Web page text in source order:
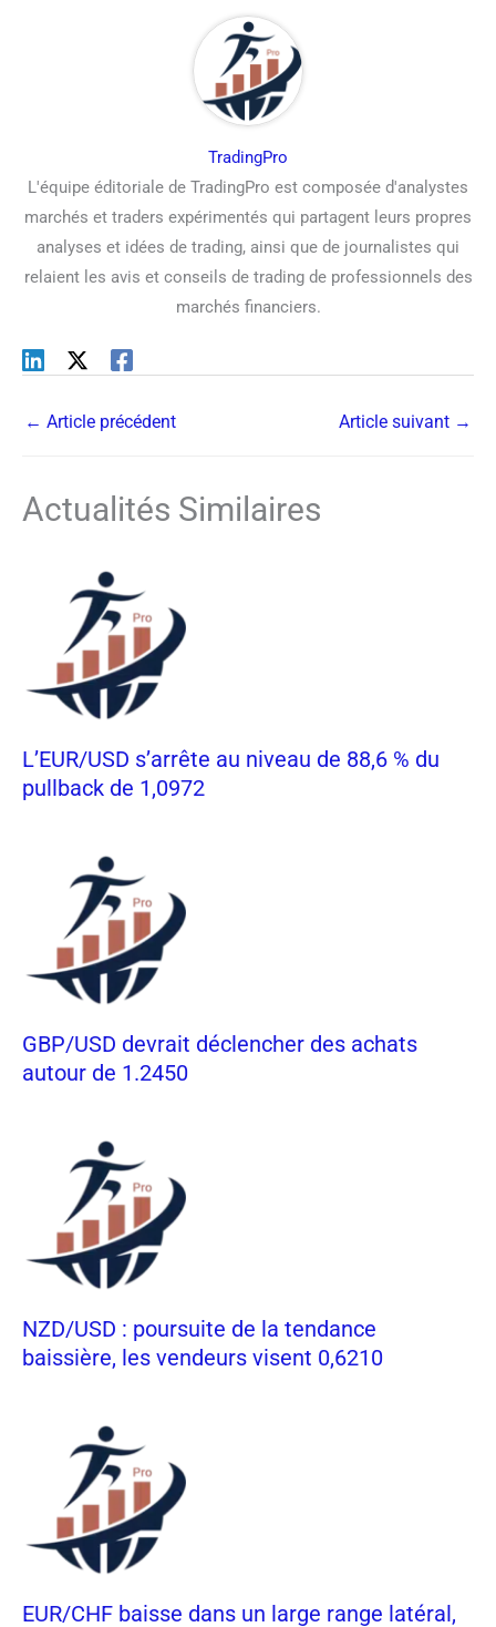
TradingPro
L'équipe éditoriale de TradingPro est composée d'analystes
marchés et traders expérimentés qui partagent leurs propres
analyses et idées de trading, ainsi que de journalistes qui
relaient les avis et conseils de trading de professionnels des
marchés financiers.
← Article précédent Article suivant →
Actualités Similaires
L’EUR/USD s’arrête au niveau de 88,6 % du
pullback de 1,0972
GBP/USD devrait déclencher des achats
autour de 1.2450
NZD/USD : poursuite de la tendance
baissière, les vendeurs visent 0,6210
EUR/CHF baisse dans un large range latéral,